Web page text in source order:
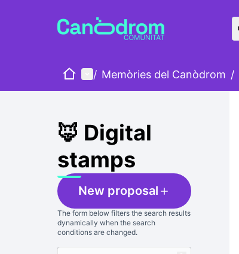
HomeMain menu
/ Memòries del Canòdrom /
🦊 Digital
stamps
New proposal
The form below filters the search results
dynamically when the search
conditions are changed.